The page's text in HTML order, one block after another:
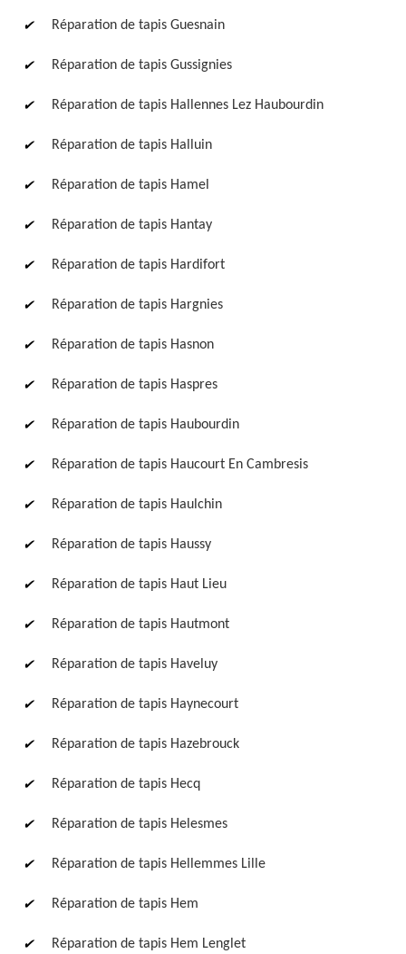
Réparation de tapis Guesnain
Réparation de tapis Gussignies
Réparation de tapis Hallennes Lez Haubourdin
Réparation de tapis Halluin
Réparation de tapis Hamel
Réparation de tapis Hantay
Réparation de tapis Hardifort
Réparation de tapis Hargnies
Réparation de tapis Hasnon
Réparation de tapis Haspres
Réparation de tapis Haubourdin
Réparation de tapis Haucourt En Cambresis
Réparation de tapis Haulchin
Réparation de tapis Haussy
Réparation de tapis Haut Lieu
Réparation de tapis Hautmont
Réparation de tapis Haveluy
Réparation de tapis Haynecourt
Réparation de tapis Hazebrouck
Réparation de tapis Hecq
Réparation de tapis Helesmes
Réparation de tapis Hellemmes Lille
Réparation de tapis Hem
Réparation de tapis Hem Lenglet